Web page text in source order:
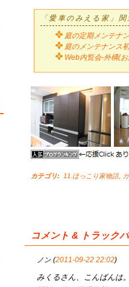
「愛車のみえる家」
庭の定期メンテナ
庭のメンテナンス
Web内覧会-外構(
カテゴリ: 11.ほっこり家物語,
コメント & トラック
ノン (2011-09-22 22:02)
みくるさん、こんばんは